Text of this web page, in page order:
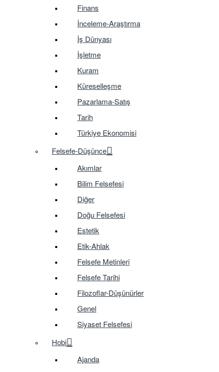
Finans
İnceleme-Araştırma
İş Dünyası
İşletme
Kuram
Küreselleşme
Pazarlama-Satış
Tarih
Türkiye Ekonomisi
Felsefe-Düşünce
Akımlar
Bilim Felsefesi
Diğer
Doğu Felsefesi
Estetik
Etik-Ahlak
Felsefe Metinleri
Felsefe Tarihi
Filozoflar-Düşünürler
Genel
Siyaset Felsefesi
Hobi
Ajanda